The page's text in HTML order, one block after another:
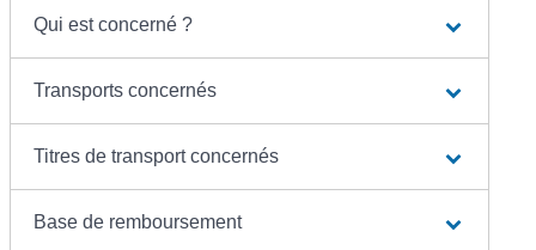
Qui est concerné ?
Transports concernés
Titres de transport concernés
Base de remboursement